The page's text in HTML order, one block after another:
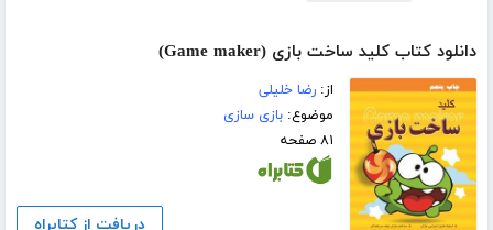
دانلود کتاب کلید ساخت بازی (Game maker)
از:رضا خلیلی
موضوع:بازی سازی
۸۱ صفحه
دریافت از کتابراه